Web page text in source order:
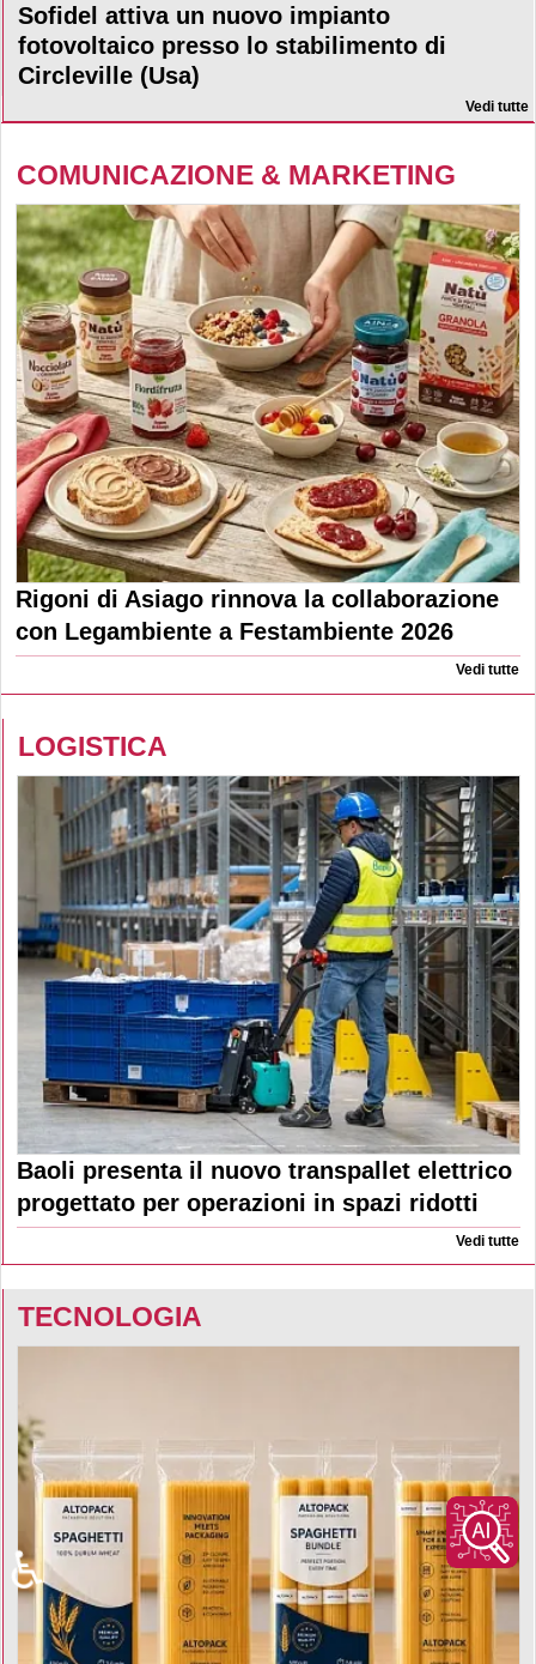
Sofidel attiva un nuovo impianto
fotovoltaico presso lo stabilimento di
Circleville (Usa)
Vedi tutte
COMUNICAZIONE & MARKETING
Rigoni di Asiago rinnova la collaborazione
con Legambiente a Festambiente 2026
Vedi tutte
LOGISTICA
Baoli presenta il nuovo transpallet elettrico
progettato per operazioni in spazi ridotti
Vedi tutte
TECNOLOGIA